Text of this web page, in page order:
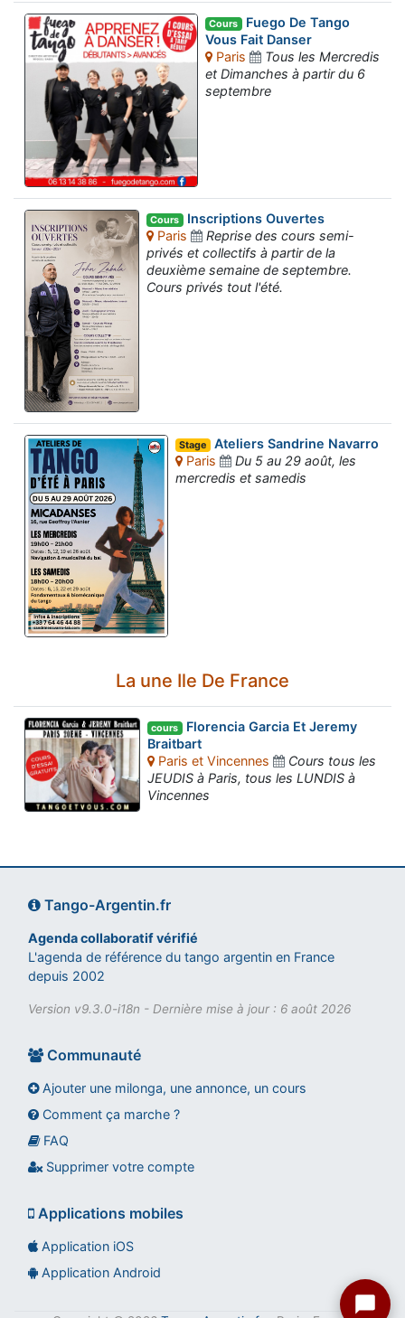
Cours Fuego De Tango
Vous Fait Danser
Paris
Tous les Mercredis
et Dimanches à partir du 6
septembre
Cours Inscriptions Ouvertes
Paris
Reprise des cours semi-
privés et collectifs à partir de la
deuxième semaine de septembre.
Cours privés tout l'été.
Stage Ateliers Sandrine Navarro
Paris
Du 5 au 29 août, les
mercredis et samedis
La une Ile De France
cours Florencia Garcia Et Jeremy
Braitbart
Paris et Vincennes
Cours tous les
JEUDIS à Paris, tous les LUNDIS à
Vincennes
Tango-Argentin.fr
Agenda collaboratif vérifié
L'agenda de référence du tango argentin en France
depuis 2002
Version v9.3.0-i18n - Dernière mise à jour : 6 août 2026
Communauté
Ajouter une milonga, une annonce, un cours
Comment ça marche ?
FAQ
Supprimer votre compte
Applications mobiles
Application iOS
Application Android
Assistant tango-argentin.fr
Questions sur les milongas, cours et stages